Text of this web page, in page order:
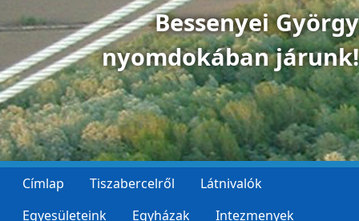
Bessenyei György
nyomdokában járunk!
Címlap Tiszabercelről
Látnivalók
Egyesületeink
Egyházak
Intezmenyek